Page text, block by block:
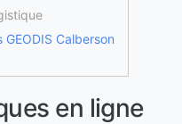
GEODIS Calberson
en ligne